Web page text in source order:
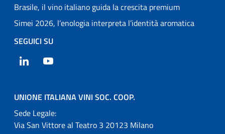
Brasile, il vino italiano guida la crescita premium
Simei 2026, l’enologia interpreta l’identità aromatica
SEGUICI SU
LinkedIn
UNIONE ITALIANA VINI SOC. COOP.
Sede Legale:
Via San Vittore al Teatro 3 20123 Milano